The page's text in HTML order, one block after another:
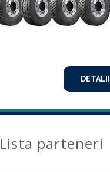
DETALII
Lista parteneri